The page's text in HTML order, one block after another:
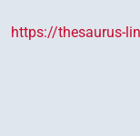
https://thesaurus-